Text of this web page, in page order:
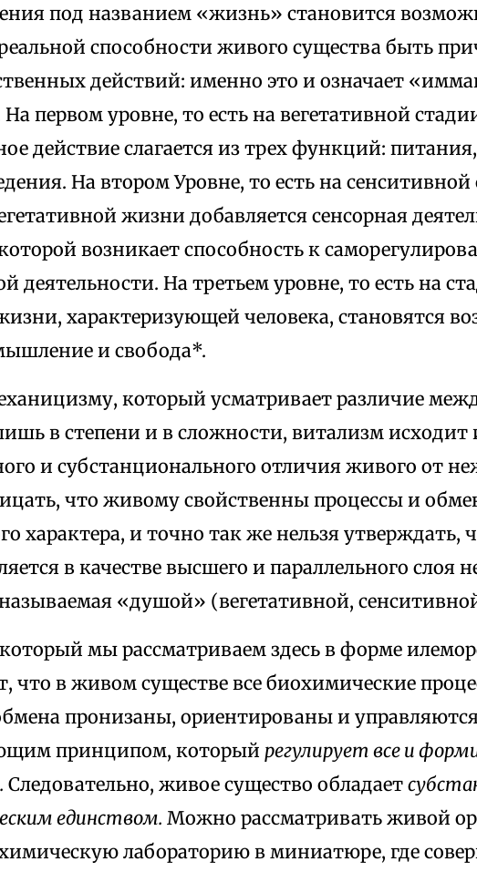
под названием «жизнь» становится
способности живого существа быть
действий: именно это и означает
первом уровне, то есть на вегетативной
действие слагается из трех функций:
На втором Уровне, то есть на сенситивной
жизни добавляется сенсорная
возникает способность к
деятельности. На третьем уровне, то есть на
характеризующей человека, становятся
и свобода*.
который усматривает различие
в степени и в сложности, витализм исходит
и субстанционального отличия живого от
что живому свойственны процессы и
характера, и точно так же нельзя утверждать,
в качестве высшего и параллельного слоя
«душой» (вегетативной,
мы рассматриваем здесь в форме
что в живом существе все биохимические
пронизаны, ориентированы и
принципом, который регулирует все и
Следовательно, живое существо обладает
единством. Можно рассматривать живой
лабораторию в миниатюре, где